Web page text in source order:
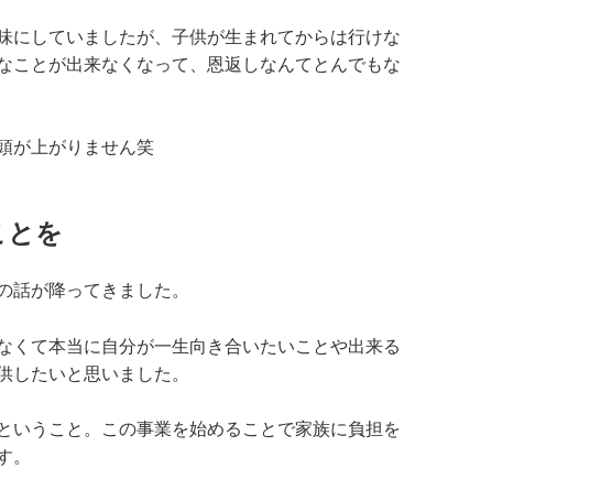
にしていましたが、子供が生まれてからは行けな
ことが出来なくなって、恩返しなんてとんでもな
が上がりません笑
を
話が降ってきました。
くて本当に自分が一生向き合いたいことや出来る
したいと思いました。
いうこと。この事業を始めることで家族に負担を
。